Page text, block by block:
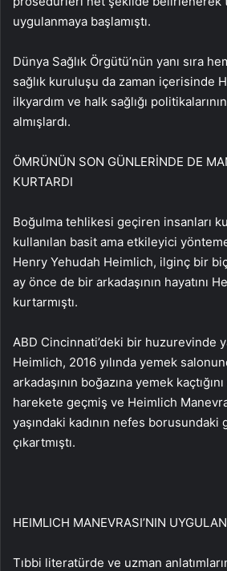
uygulanmaya başlamıştı.
Dünya Sağlık Örgütü’nün yanı sıra
sağlık kuruluşu da zaman içerisinde
ilkyardım ve halk sağlığı
almışlardı.
ÖMRÜNÜN SON GÜNLERİNDE DE
KURTARDI
Boğulma tehlikesi geçiren insanları
kullanılan basit ama etkileyici
Henry Yehudah Heimlich, ilginç bir
ay önce de bir arkadaşının hayatını
kurtarmıştı.
ABD Cincinnati’deki bir huzurevinde
Heimlich, 2016 yılında yemek
arkadaşının boğazına yemek
harekete geçmiş ve Heimlich
yaşındaki kadının nefes borusundaki
çıkartmıştı.
HEIMLICH MANEVRASI’NIN
Tıbbi literatürde ve uzman